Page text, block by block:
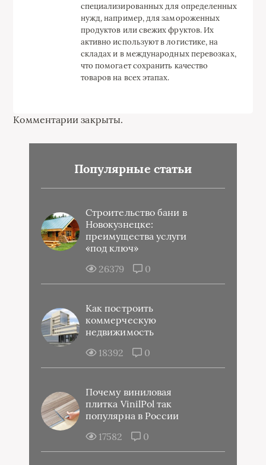
специализированных для определенных
нужд, например, для замороженных
продуктов или свежих фруктов. Их
активно используют в логистике, на
складах и в международных перевозках,
что помогает сохранить качество
товаров на всех этапах.
Комментарии закрыты.
Популярные статьи
Строительство бани в
Новокузнецке:
преимущества услуги
«под ключ»
26379
0
Как построить
коммерческую
недвижимость
18392
0
Почему виниловая
плитка VinilPol так
популярна в России
17582
0